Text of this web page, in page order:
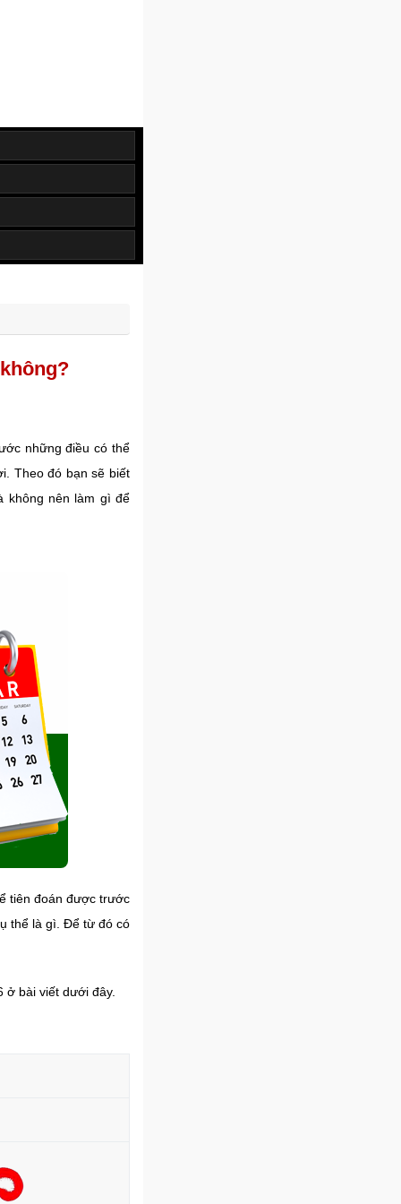
những điều có thể
Theo đó bạn sẽ biết
không nên làm gì để
tiên đoán được trước
thể là gì. Để từ đó có
ở bài viết dưới đây.